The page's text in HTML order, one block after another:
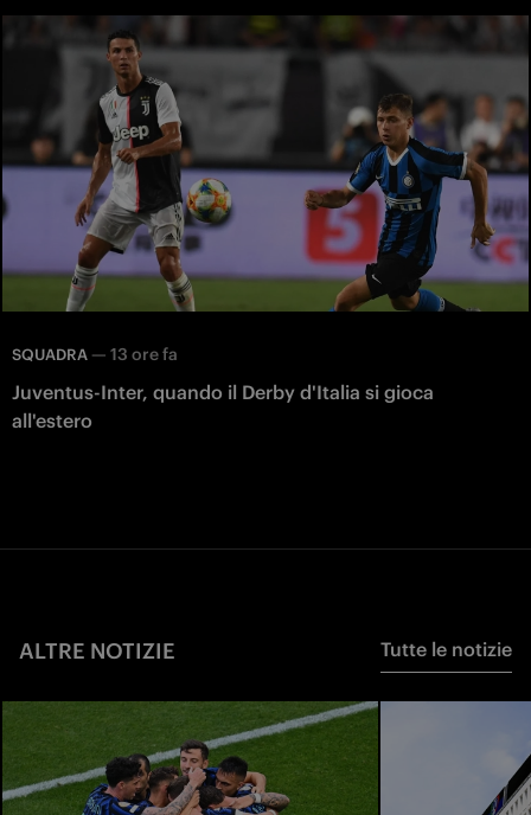
SQUADRA — 13 ore fa
Juventus-Inter, quando il Derby d'Italia si gioca
all'estero
ALTRE NOTIZIE Tutte le notizie